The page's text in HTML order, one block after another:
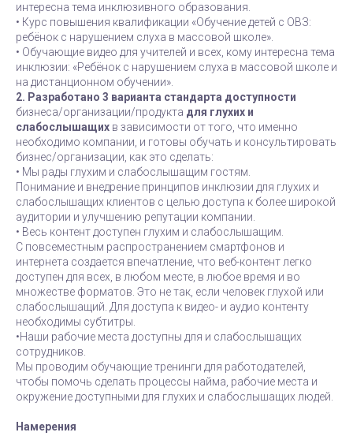
интересна тема инклюзивного образования.
• Курс повышения квалификации «Обучение детей с ОВЗ:
ребёнок с нарушением слуха в массовой школе».
• Обучающие видео для учителей и всех, кому интересна тема
инклюзии: «Ребёнок с нарушением слуха в массовой школе и
на дистанционном обучении».
2. Разработано 3 варианта стандарта доступности
бизнеса/организации/продукта для глухих и
слабослышащих в зависимости от того, что именно
необходимо компании, и готовы обучать и консультировать
бизнес/организации, как это сделать:
• Мы рады глухим и слабослышащим гостям.
Понимание и внедрение принципов инклюзии для глухих и
слабослышащих клиентов с целью доступа к более широкой
аудитории и улучшению репутации компании.
• Весь контент доступен глухим и слабослышащим.
С повсеместным распространением смартфонов и
интернета создается впечатление, что веб-контент легко
доступен для всех, в любом месте, в любое время и во
множестве форматов. Это не так, если человек глухой или
слабослышащий. Для доступа к видео- и аудио контенту
необходимы субтитры.
•Наши рабочие места доступны для и слабослышащих
сотрудников.
Мы проводим обучающие тренинги для работодателей,
чтобы помочь сделать процессы найма, рабочие места и
окружение доступными для глухих и слабослышащих людей.
Намерения